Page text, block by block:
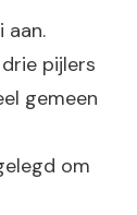
aan.
pijlers
gemeen
om